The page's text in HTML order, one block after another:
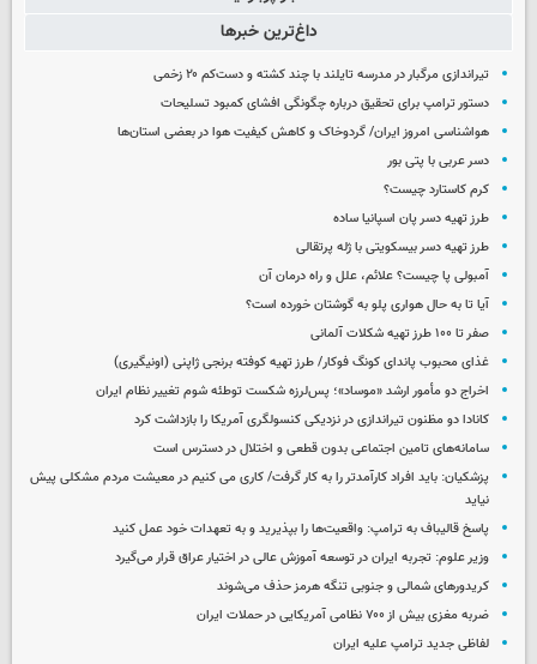
داغ‌ترین خبرها
تیراندازی مرگبار در مدرسه‌ تایلند با چند کشته و دست‌کم ۲۰ زخمی
دستور ترامپ برای تحقیق درباره چگونگی افشای کمبود تسلیحات
هواشناسی امروز ایران/ گردوخاک و کاهش کیفیت هوا در بعضی استان‌ها
دسر عربی با پتی بور
کرم کاستارد چیست؟
طرز تهیه دسر پان اسپانیا ساده
طرز تهیه دسر بیسکویتی با ژله پرتقالی
آمبولی پا چیست؟ علائم، علل و راه درمان آن
آیا تا به حال هواری پلو به گوشتان خورده است؟
صفر تا ۱۰۰ طرز تهیه شکلات آلمانی
غذای محبوب پاندای کونگ فوکار/ طرز تهیه کوفته برنجی ژاپنی (اونیگیری)
اخراج دو مأمور ارشد «موساد»؛ پس‌لرزه شکست توطئه شوم تغییر نظام ایران
کانادا دو مظنون تیراندازی در نزدیکی کنسولگری آمریکا را بازداشت کرد
سامانه‌های تامین اجتماعی بدون قطعی و اختلال در دسترس است
پزشکیان: باید افراد کارآمدتر را به کار گرفت/ کاری می کنیم در معیشت مردم مشکلی پیش
نیاید
پاسخ قالیباف به ترامپ: واقعیت‌ها را بپذیرید و به تعهدات خود عمل کنید
وزیر علوم: تجربه ایران در توسعه آموزش عالی در اختیار عراق قرار می‌گیرد
کریدورهای شمالی و جنوبی تنگه هرمز حذف می‌شوند
ضربه مغزی بیش از ۷۰۰ نظامی آمریکایی در حملات ایران
لفاظی جدید ترامپ علیه ایران